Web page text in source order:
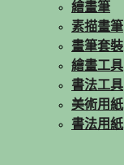
繪畫筆
素描畫筆
畫筆套裝
繪畫工具
書法工具
美術用紙
書法用紙